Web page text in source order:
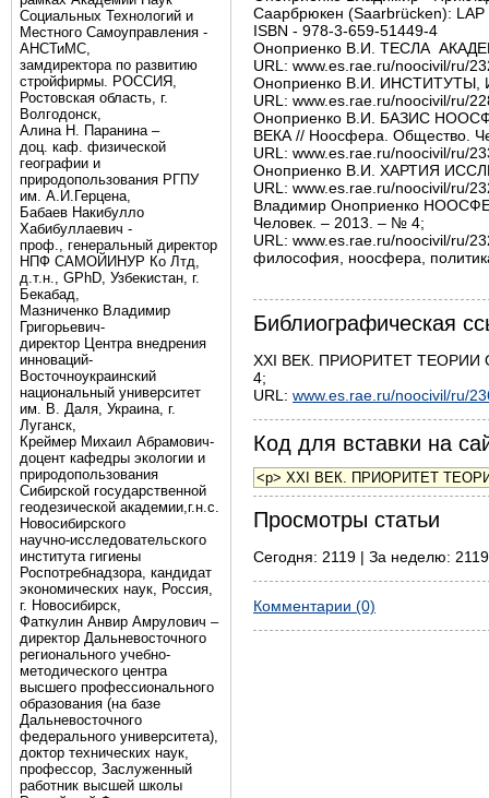
Социальных Технологий и
Местного Самоуправления -
АНСТиМС,
замдиректора по развитию
стройфирмы. РОССИЯ,
Ростовская область, г.
Волгодонск,
Алина Н. Паранина –
доц. каф. физической
географии и
природопользования РГПУ
им. А.И.Герцена,
Бабаев Накибулло
Хабибуллаевич -
проф., генеральный директор
НПФ САМОЙИНУР Ко Лтд,
д.т.н., GPhD, Узбекистан, г.
Бекабад,
Мазниченко Владимир
Григорьевич-
директор Центра внедрения
инноваций-
Восточноукраинский
национальный университет
им. В. Даля, Украина, г.
Луганск,
Креймер Михаил Абрамович-
доцент кафедры экологии и
природопользования
Сибирской государственной
геодезической академии,г.н.с.
Новосибирского
научно-исследовательского
института гигиены
Роспотребнадзора, кандидат
экономических наук, Россия,
г. Новосибирск,
Фаткулин Анвир Амрулович –
директор Дальневосточного
регионального учебно-
методического центра
высшего профессионального
образования (на базе
Дальневосточного
федерального университета),
доктор технических наук,
профессор, Заслуженный
работник высшей школы
Саарбрюкен (Saarbrücken):
ISBN - 978-3-659-51449-4
Оноприенко В.И. ТЕСЛА
URL: www.es.rae.ru/noocivil/ru/
Оноприенко В.И. ИНСТИТУТЫ,
URL: www.es.rae.ru/noocivil/ru/
Оноприенко В.И. БАЗИС
ВЕКА // Ноосфера. Общество.
URL: www.es.rae.ru/noocivil/ru/
Оноприенко В.И. ХАРТИЯ
URL: www.es.rae.ru/noocivil/ru/
Владимир Оноприенко
Человек. – 2013. – № 4;
URL: www.es.rae.ru/noocivil/ru/
философия, ноосфера,
Библиографическая
XXI ВЕК. ПРИОРИТЕТ ТЕОРИИ
4;
URL: www.es.rae.ru/noocivil/ru/
Код для вставки на
Просмотры статьи
Сегодня: 2119 | За неделю:
Комментарии (0)